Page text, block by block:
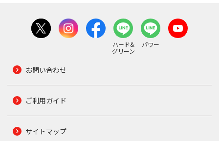
ハード&
グリーン
パワー
お問い合わせ
ご利用ガイド
サイトマップ